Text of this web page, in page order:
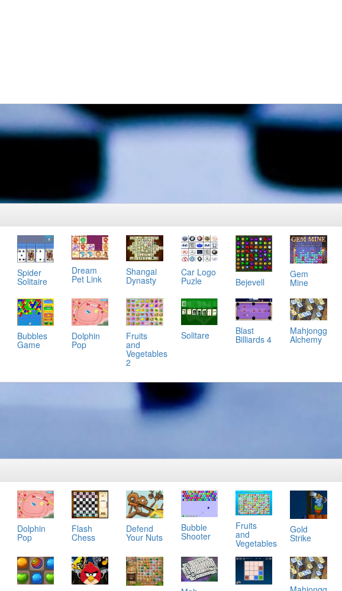
Spider
Solitaire
Dream
Pet Link
Shangai
Dynasty
Car Logo
Puzle Bejevell
Gem
Mine
Bubbles
Game
Dolphin
Pop
Fruits
and
Vegetables
2
Solitare Blast
Billiards 4
Mahjongg
Alchemy
Dolphin
Pop
Flash
Chess
Defend
Your Nuts
Bubble
Shooter
Fruits
and
Vegetables
Gold
Strike